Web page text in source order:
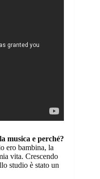
musica e perché?
ero bambina, la
vita. Crescendo
studio è stato un